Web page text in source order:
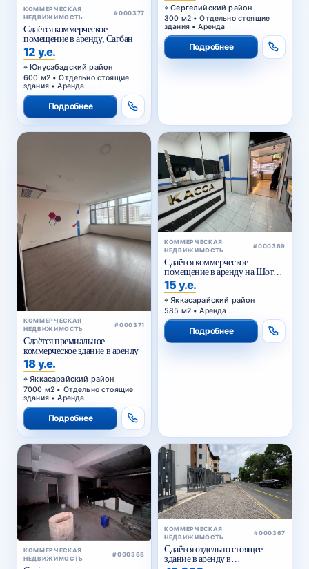
КОММЕРЧЕСКАЯ
НЕДВИЖИМОСТЬ
#000377
Сдаётся коммерческое
помещение в аренду, Сагбан
12 у.е.
Юнусабадский район
600 м2 • Отдельно стоящие
здания • Аренда
Подробнее
Сергелийский район
300 м2 • Отдельно стоящие
здания • Аренда
Подробнее
КОММЕРЧЕСКАЯ
НЕДВИЖИМОСТЬ
#000371
Сдаётся премиальное
коммерческое здание в аренду
18 у.е.
Яккасарайский район
7000 м2 • Отдельно стоящие
здания • Аренда
Подробнее
КОММЕРЧЕСКАЯ
НЕДВИЖИМОСТЬ
#000369
Сдаётся коммерческое
помещение в аренду на Шота
Руставели
15 у.е.
Яккасарайский район
585 м2 • Аренда
Подробнее
КОММЕРЧЕСКАЯ
НЕДВИЖИМОСТЬ
#000368
КОММЕРЧЕСКАЯ
НЕДВИЖИМОСТЬ
#000367
Сдаётся отдельно стоящее
здание в аренду в